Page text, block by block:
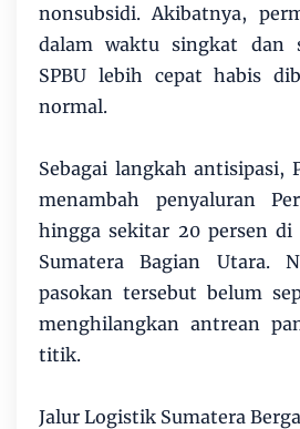
nonsubsidi. Akibatnya,
dalam waktu singkat dan
SPBU lebih cepat habis
normal.
Sebagai langkah antisipasi,
menambah penyaluran
hingga sekitar 20 persen di
Sumatera Bagian Utara.
pasokan tersebut belum
menghilangkan antrean
titik.
Jalur Logistik Sumatera